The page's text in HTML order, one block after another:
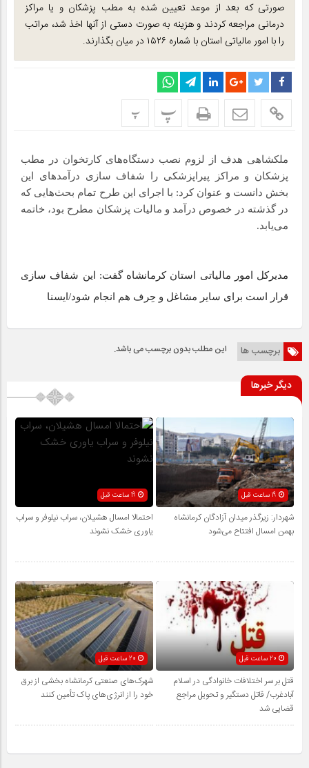
صورتی که بعد از موعد تعیین شده به مطب پزشکان و یا مراکز
درمانی مراجعه کردند و هزینه به صورت دستی از آنها اخذ شد، مراتب
را با امور مالیاتی استان با شماره ۱۵۲۶ در میان بگذارند.
پ پ
ملکشاهی هدف از لزوم نصب دستگاه‌های کارتخوان در مطب
پزشکان و مراکز پیراپزشکی را شفاف سازی درآمدهای این
بخش دانست و عنوان کرد: با اجرای این طرح تمام بحث‌هایی که
در گذشته در خصوص درآمد و مالیات پزشکان مطرح بود، خاتمه
می‌یابد.
مدیرکل امور مالیاتی استان کرمانشاه گفت: این شفاف سازی
قرار است برای سایر مشاغل و حِرف هم انجام شود/ایسنا
برچسب ها این مطلب بدون برچسب می باشد.
دیگر خبرها
شهردار: زیرگذر میدان آزادگان کرمانشاه
بهمن امسال افتتاح می‌شود
احتمالا امسال هشیلان، سراب نیلوفر و سراب
یاوری خشک نشوند
قتل بر سر اختلافات خانوادگی در اسلام
آبادغرب/ قاتل دستگیر و تحویل مراجع
قضایی شد
شهرک‌های صنعتی کرمانشاه بخشی از برق
خود را از انرژی‌های پاک تأمین کنند